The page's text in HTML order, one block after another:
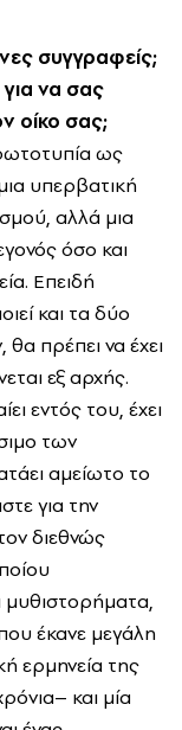
συγγραφείς;
για να σας
οίκο σας;
ως
υπερβατική
αλλά μια
όσο και
Επειδή
και τα δύο
πρέπει να έχει
εξ αρχής.
εντός του, έχει
των
αμείωτο το
για την
διεθνώς
μυθιστορήματα,
έκανε μεγάλη
ερμηνεία της
και μία